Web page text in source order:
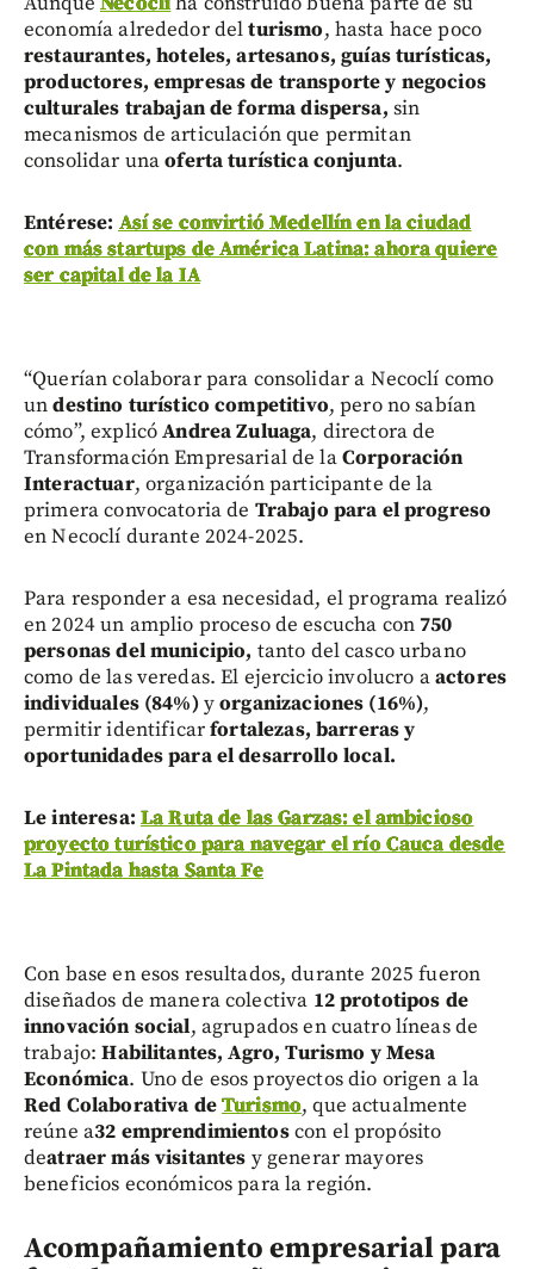
economía alrededor delturismo, hasta hace poco
restaurantes, hoteles, artesanos, guías turísticas,
productores, empresas de transporte y negocios
culturales trabajan de forma dispersa, sin
mecanismos de articulación que permitan
consolidar unaoferta turística conjunta.
Entérese: Así se convirtió Medellín en la ciudad
con más startups de América Latina: ahora quiere
ser capital de la IA
“Querían colaborar para consolidar a Necoclí como
undestino turístico competitivo, pero no sabían
cómo”, explicóAndrea Zuluaga, directora de
Transformación Empresarial de laCorporación
Interactuar, organización participante de la
primera convocatoria de Trabajo para el progreso
en Necoclí durante 2024-2025.
Para responder a esa necesidad, el programa realizó
en 2024 un amplio proceso de escucha con750
personas del municipio, tanto del casco urbano
como de las veredas. El ejercicio involucro aactores
individuales (84%)yorganizaciones (16%),
permitir identificarfortalezas, barreras y
oportunidades para el desarrollo local.
Le interesa: La Ruta de las Garzas: el ambicioso
proyecto turístico para navegar el río Cauca desde
La Pintada hasta Santa Fe
Con base en esos resultados, durante 2025 fueron
diseñados de manera colectiva 12 prototipos de
innovación social, agrupados en cuatro líneas de
trabajo:Habilitantes, Agro, Turismo y Mesa
Económica. Uno de esos proyectos dio origen a la
Red Colaborativa deTurismo, que actualmente
reúne a32 emprendimientoscon el propósito
deatraer más visitantes y generar mayores
beneficios económicos para la región.
Acompañamiento empresarial para